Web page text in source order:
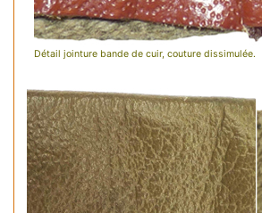
Détail jointure bande de cuir, couture dissimulée.